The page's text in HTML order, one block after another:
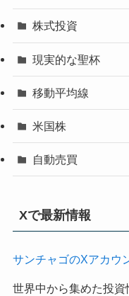
株式投資
現実的な聖杯
移動平均線
米国株
自動売買
Xで最新情報
サンチャゴのXアカウ
世界中から集めた投